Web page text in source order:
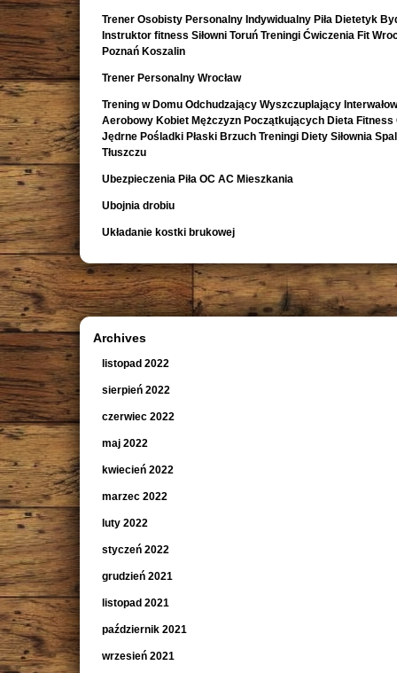
Trener Osobisty Personalny Indywidualny Piła Dietetyk
Instruktor fitness Siłowni Toruń Treningi Ćwiczenia Fit
Poznań Koszalin
Trener Personalny Wrocław
Trening w Domu Odchudzający Wyszczuplający
Aerobowy Kobiet Mężczyzn Początkujących Dieta Fitness
Jędrne Pośladki Płaski Brzuch Treningi Diety Siłownia
Tłuszczu
Ubezpieczenia Piła OC AC Mieszkania
Ubojnia drobiu
Układanie kostki brukowej
Archives
listopad 2022
sierpień 2022
czerwiec 2022
maj 2022
kwiecień 2022
marzec 2022
luty 2022
styczeń 2022
grudzień 2021
listopad 2021
październik 2021
wrzesień 2021